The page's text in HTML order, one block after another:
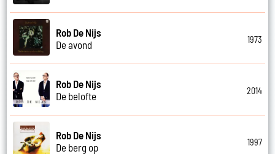
Rob De Nijs
De avond
1973
Rob De Nijs
De belofte
2014
Rob De Nijs
De berg op
1997